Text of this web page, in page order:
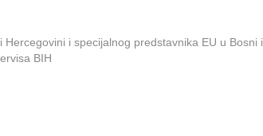
i specijalnog predstavnika EU u Bosni i
BIH